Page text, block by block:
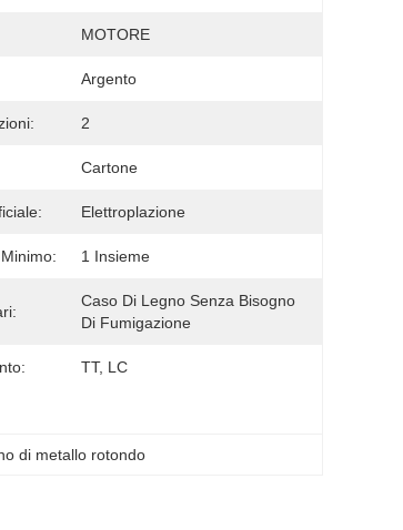
MOTORE
Argento
2
Cartone
Elettroplazione
1 Insieme
Caso Di Legno Senza Bisogno
Di Fumigazione
TT, LC
di metallo rotondo